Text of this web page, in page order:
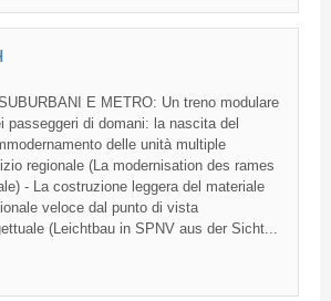
E METRO: Un treno modulare
passeggeri di domani: la nascita del
delle unità multiple
regionale (La modernisation des rames
- La costruzione leggera del materiale
veloce dal punto di vista
(Leichtbau in SPNV aus der Sicht...